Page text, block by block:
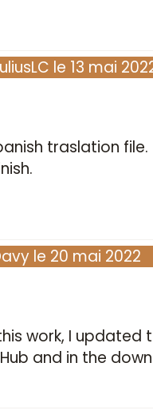
le 13 mai
traslation file.
le 20 mai 2022
work, I updated
and in the